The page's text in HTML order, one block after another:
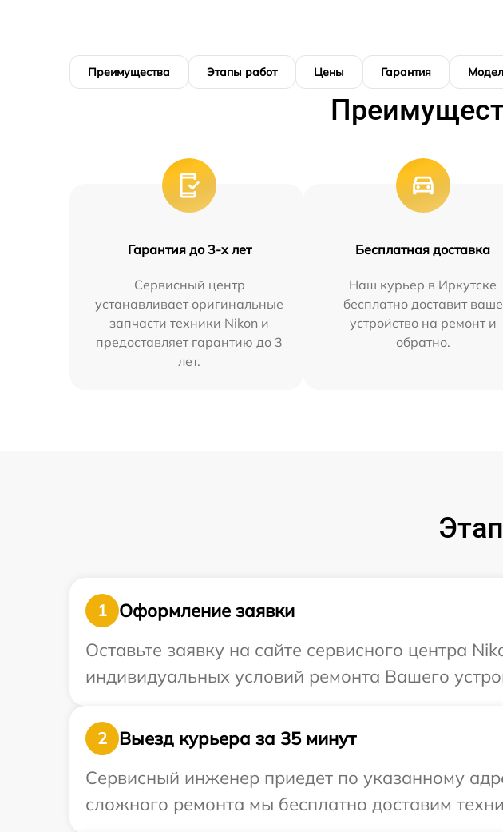
Преимущества Этапы работ Цены Гарантия
Гарантия до 3-х лет
Сервисный центр
устанавливает оригинальные
запчасти техники Nikon и
предоставляет гарантию до 3
лет.
Бесплатная доставка
Наш курьер в Иркутске
бесплатно доставит ваше
устройство на ремонт и
обратно.
1
Оформление заявки
Оставьте заявку на сайте сервисного центра
индивидуальных условий ремонта Вашего
2
Выезд курьера за 35 минут
Сервисный инженер приедет по указанному
сложного ремонта мы бесплатно доставим